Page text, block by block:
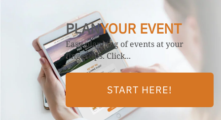
PLANYOUR EVENT
Easy planning of events at your
fingertips. Click...
START HERE!